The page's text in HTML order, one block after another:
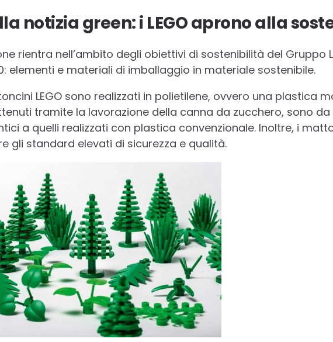
notizia green: i LEGO aprono alla
rientra nell’ambito degli obiettivi di sostenibilità del Gruppo
elementi e materiali di imballaggio in materiale sostenibile.
LEGO sono realizzati in polietilene, ovvero una plastica
tramite la lavorazione della canna da zucchero, sono
a quelli realizzati con plastica convenzionale. Inoltre, i
gli standard elevati di sicurezza e qualità.